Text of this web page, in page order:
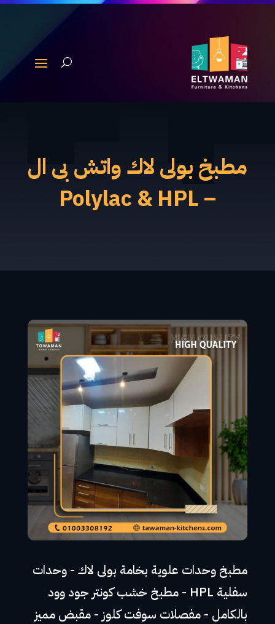
مطبخ بولى لاك واتش بى ال
– Polylac & HPL
مطبخ وحدات علوية بخامة بولى لاك - وحدات
سفلية HPL - مطبخ خشب كونتر جود وود
بالكامل - مفصلات سوفت كلوز - مقبض مميز